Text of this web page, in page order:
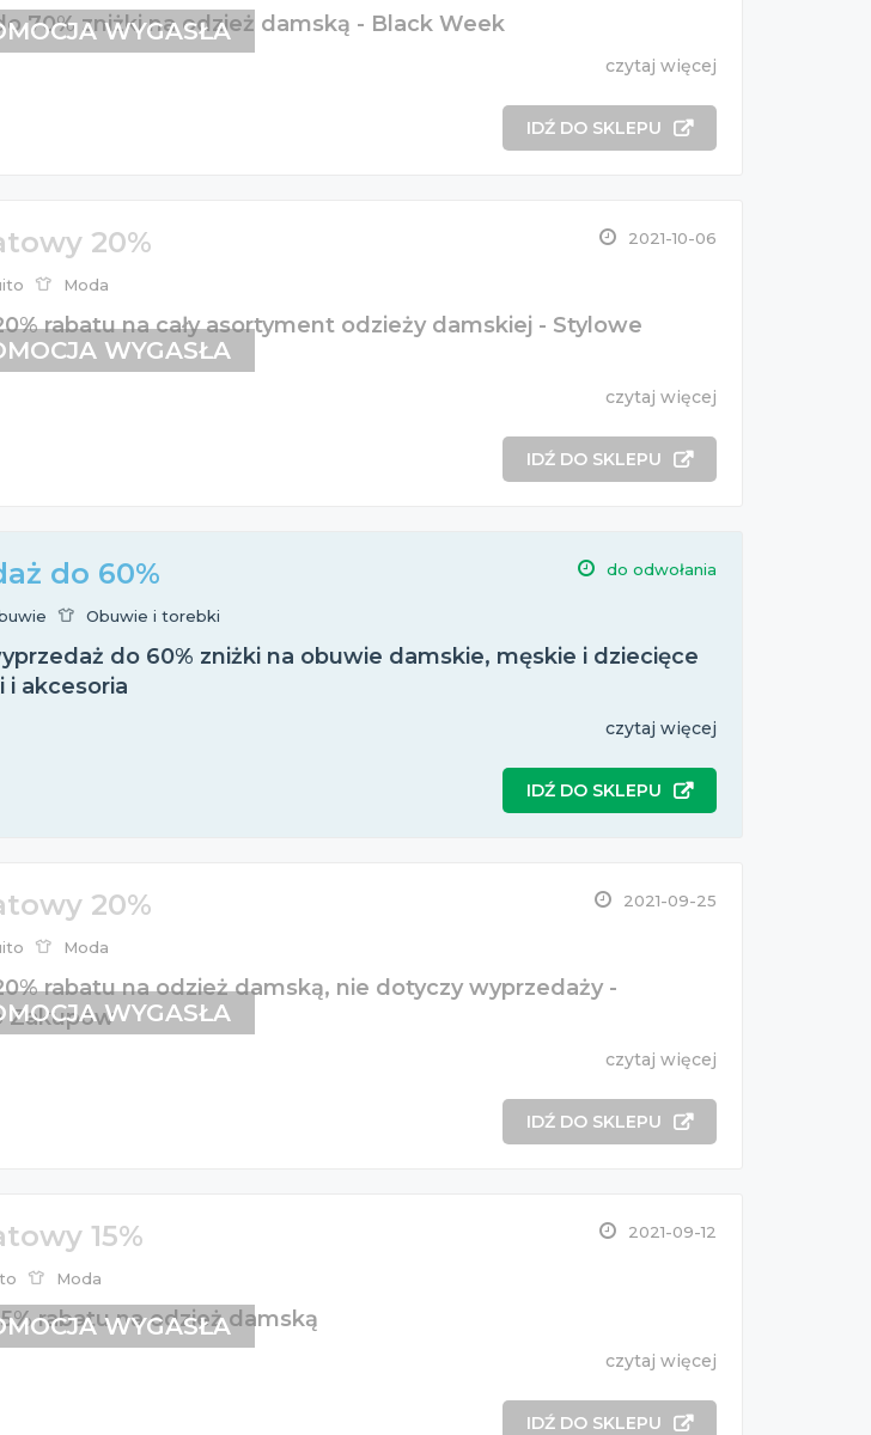
70% zniżki na odzież damską - Black Week
czytaj więcej
IDŹ DO SKLEPU
WYGASŁA
20% 2021-10-06
Moda
rabatu na cały asortyment odzieży damskiej - Stylowe
czytaj więcej
IDŹ DO SKLEPU
WYGASŁA
do 60% do odwołania
Obuwie i torebki
do 60% zniżki na obuwie damskie, męskie i dziecięce
i akcesoria
czytaj więcej
IDŹ DO SKLEPU
20% 2021-09-25
Moda
rabatu na odzież damską, nie dotyczy wyprzedaży -
Zakupów
czytaj więcej
IDŹ DO SKLEPU
WYGASŁA
15% 2021-09-12
Moda
rabatu na odzież damską
czytaj więcej
IDŹ DO SKLEPU
WYGASŁA